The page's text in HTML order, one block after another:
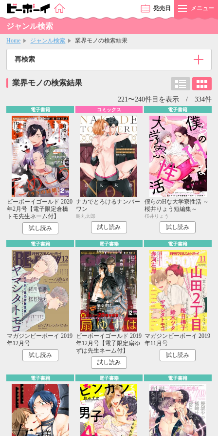
発売日 メニュー
ジャンル検索
Home ジャンル検索 業界モノの検索結果
再検索
業界モノの検索結果
221〜240件目を表示 / 334件
電子書籍
ビーボーイゴールド 2020
年2月号【電子限定倉橋
トモ先生ネーム付】
試し読み
コミックス
ナカでとろけるナンバー
ワン
鳥丸太郎
試し読み
電子書籍
僕らのHな大学寮性活 ～
桜井りょう短編集～
桜井りょう
試し読み
電子書籍
マガジンビーボーイ 2019
年12月号
試し読み
電子書籍
ビーボーイゴールド 2019
年12月号【電子限定扇ゆ
ずは先生ネーム付】
試し読み
電子書籍
マガジンビーボーイ 2019
年11月号
試し読み
電子書籍 電子書籍 電子書籍